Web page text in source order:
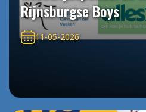
Rijnsburgse Boys
11-05-2026